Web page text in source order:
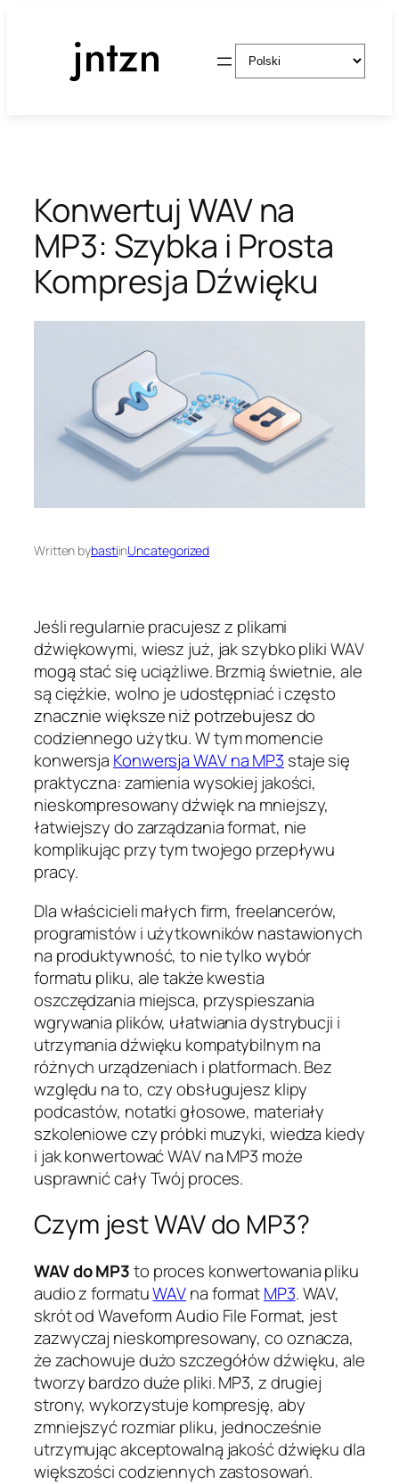
Wybierz
język
Konwertuj WAV na
MP3: Szybka i Prosta
Kompresja Dźwięku
Written bybastiinUncategorized
Jeśli regularnie pracujesz z plikami
dźwiękowymi, wiesz już, jak szybko pliki WAV
mogą stać się uciążliwe. Brzmią świetnie, ale
są ciężkie, wolno je udostępniać i często
znacznie większe niż potrzebujesz do
codziennego użytku. W tym momencie
konwersja Konwersja WAV na MP3 staje się
praktyczna: zamienia wysokiej jakości,
nieskompresowany dźwięk na mniejszy,
łatwiejszy do zarządzania format, nie
komplikując przy tym twojego przepływu
pracy.
Dla właścicieli małych firm, freelancerów,
programistów i użytkowników nastawionych
na produktywność, to nie tylko wybór
formatu pliku, ale także kwestia
oszczędzania miejsca, przyspieszania
wgrywania plików, ułatwiania dystrybucji i
utrzymania dźwięku kompatybilnym na
różnych urządzeniach i platformach. Bez
względu na to, czy obsługujesz klipy
podcastów, notatki głosowe, materiały
szkoleniowe czy próbki muzyki, wiedza kiedy
i jak konwertować WAV na MP3 może
usprawnić cały Twój proces.
Czym jest WAV do MP3?
WAV do MP3to proces konwertowania pliku
audio z formatuWAVna formatMP3. WAV,
skrót od Waveform Audio File Format, jest
zazwyczaj nieskompresowany, co oznacza,
że zachowuje dużo szczegółów dźwięku, ale
tworzy bardzo duże pliki. MP3, z drugiej
strony, wykorzystuje kompresję, aby
zmniejszyć rozmiar pliku, jednocześnie
utrzymując akceptowalną jakość dźwięku dla
większości codziennych zastosowań.